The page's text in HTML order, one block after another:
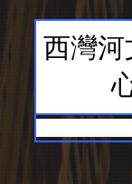
西灣河